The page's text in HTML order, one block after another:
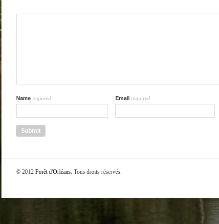
Name required Email required
© 2012 Forêt d'Orléans. Tous droits réservés.